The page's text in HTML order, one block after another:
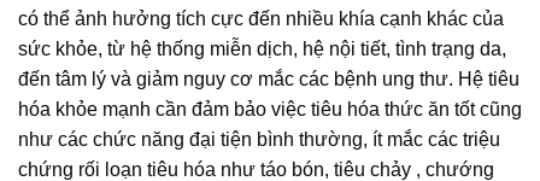
có thể ảnh hưởng tích cực đến nhiều khía cạnh khác của
sức khỏe, từ hệ thống miễn dịch, hệ nội tiết, tình trạng da,
đến tâm lý và giảm nguy cơ mắc các bệnh ung thư. Hệ tiêu
hóa khỏe mạnh cần đảm bảo việc tiêu hóa thức ăn tốt cũng
như các chức năng đại tiện bình thường, ít mắc các triệu
chứng rối loạn tiêu hóa như táo bón, tiêu chảy , chướng